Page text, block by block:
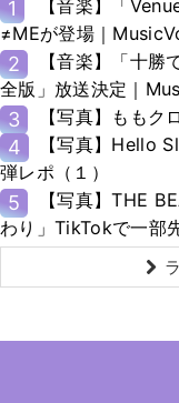
1
【音楽】「
≠MEが登場｜
2
【音楽】「十
全版」放送決定｜
3 【写真】ももク
4
【写真】Hello
弾レポ（１）
5
【写真】THE
わり」TikTokで一部